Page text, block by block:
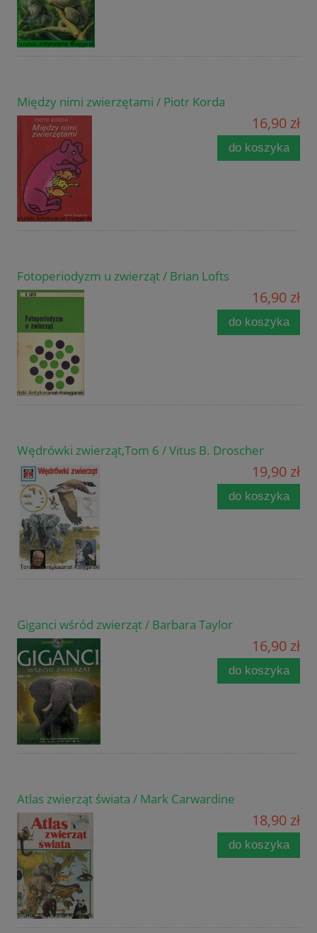
Między nimi zwierzętami / Piotr Korda
16,90 zł
do koszyka
Fotoperiodyzm u zwierząt / Brian Lofts
16,90 zł
do koszyka
Wędrówki zwierząt,Tom 6 / Vitus B. Droscher
19,90 zł
do koszyka
Giganci wśród zwierząt / Barbara Taylor
16,90 zł
do koszyka
Atlas zwierząt świata / Mark Carwardine
18,90 zł
do koszyka